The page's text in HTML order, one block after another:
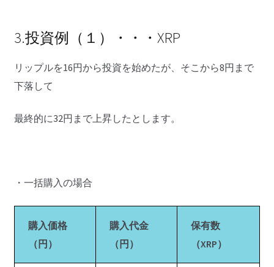
3.投資例（１）・・・XRP
リップルを16円から投資を始めたが、そこから8円まで
下落して
最終的に32円まで上昇したとします。
・一括購入の場合
購入価格
（円）
購入代金
（円）
保有数
（XRP）